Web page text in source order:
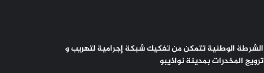
الشرطة الوطنية تتمكن من تفكيك شبكة إجرامية لتهريب و
ترويج المخدرات بمدينة نواذيبو